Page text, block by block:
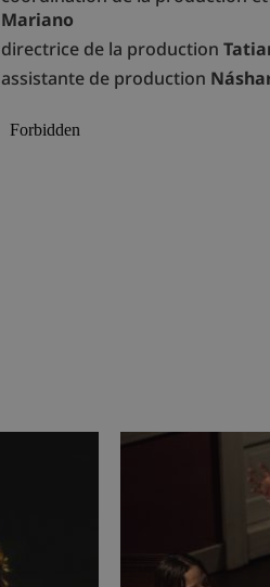
Mariano
directrice de la production
assistante de production